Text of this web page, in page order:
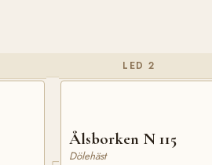
LED 2
Ålsborken N 115
Dölehäst